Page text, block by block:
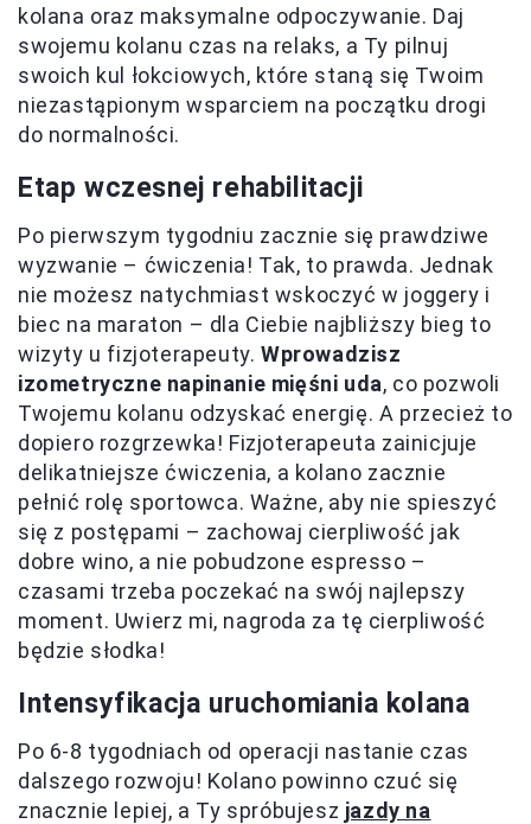
kolana oraz maksymalne odpoczywanie. Daj
swojemu kolanu czas na relaks, a Ty pilnuj
swoich kul łokciowych, które staną się Twoim
niezastąpionym wsparciem na początku drogi
do normalności.
Etap wczesnej rehabilitacji
Po pierwszym tygodniu zacznie się prawdziwe
wyzwanie – ćwiczenia! Tak, to prawda. Jednak
nie możesz natychmiast wskoczyć w joggery i
biec na maraton – dla Ciebie najbliższy bieg to
wizyty u fizjoterapeuty.Wprowadzisz
izometryczne napinanie mięśni uda, co pozwoli
Twojemu kolanu odzyskać energię. A przecież to
dopiero rozgrzewka! Fizjoterapeuta zainicjuje
delikatniejsze ćwiczenia, a kolano zacznie
pełnić rolę sportowca. Ważne, aby nie spieszyć
się z postępami – zachowaj cierpliwość jak
dobre wino, a nie pobudzone espresso –
czasami trzeba poczekać na swój najlepszy
moment. Uwierz mi, nagroda za tę cierpliwość
będzie słodka!
Intensyfikacja uruchomiania kolana
Po 6-8 tygodniach od operacji nastanie czas
dalszego rozwoju! Kolano powinno czuć się
znacznie lepiej, a Ty spróbujesz jazdy na